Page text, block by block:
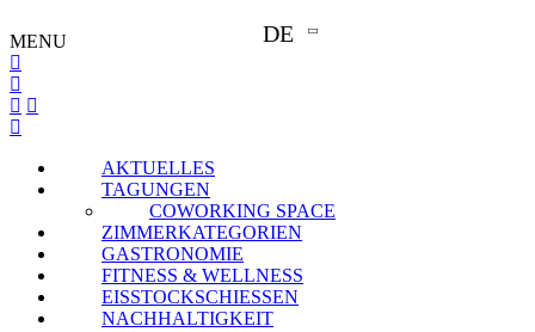
MENU DE
AKTUELLES
TAGUNGEN
COWORKING SPACE
ZIMMERKATEGORIEN
GASTRONOMIE
FITNESS & WELLNESS
EISSTOCKSCHIESSEN
NACHHALTIGKEIT